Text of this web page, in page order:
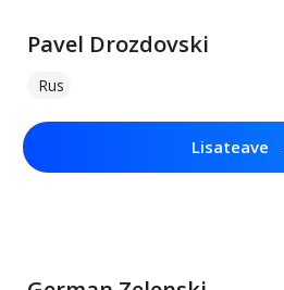
Pavel Drozdovski
Rus
Lisateave